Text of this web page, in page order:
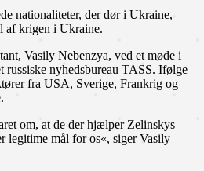
nationaliteter, der dør i Ukraine,
af krigen i Ukraine.
Vasily Nebenzya, ved et møde i
russiske nyhedsbureau TASS. Ifølge
fra USA, Sverige, Frankrig og
om, at de der hjælper Zelinskys
legitime mål for os«, siger Vasily